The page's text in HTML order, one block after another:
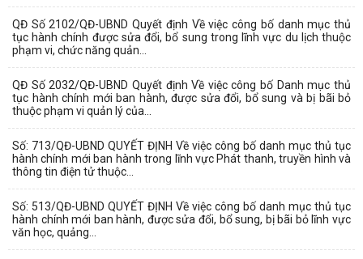
QĐ Số 2102/QĐ-UBND Quyết định Về việc công bố danh mục thủ
tục hành chính được sửa đổi, bổ sung trong lĩnh vực du lịch thuộc
phạm vi, chức năng quản...
QĐ Số 2032/QĐ-UBND Quyết định Về việc công bố Danh mục thủ
tục hành chính mới ban hành, được sửa đổi, bổ sung và bị bãi bỏ
thuộc phạm vi quản lý của...
Số: 713/QĐ-UBND QUYẾT ĐỊNH Về việc công bố danh mục thủ tục
hành chính mới ban hành trong lĩnh vực Phát thanh, truyền hình và
thông tin điện tử thuộc...
Số: 513/QĐ-UBND QUYẾT ĐỊNH Về việc công bố danh mục thủ tục
hành chính mới ban hành, được sửa đổi, bổ sung, bị bãi bỏ lĩnh vực
văn học, quảng...